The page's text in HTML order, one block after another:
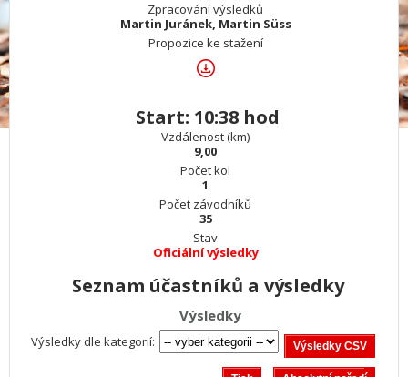
Zpracování výsledků
Martin Juránek, Martin Süss
Propozice ke stažení
Start: 10:38 hod
Vzdálenost (km)
9,00
Počet kol
1
Počet závodníků
35
Stav
Oficiální výsledky
Seznam účastníků a výsledky
Výsledky
Výsledky dle kategorií: